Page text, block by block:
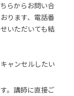
らからお問い合
ります、電話番
いただいても結
ャンセルしたい
。講師に直接ご